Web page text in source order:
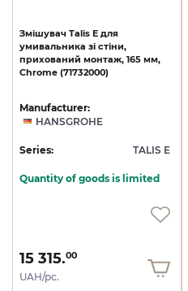
Змішувач Talis E для
умивальника зі стіни,
прихований монтаж, 165 мм,
Chrome (71732000)
Manufacturer:
HANSGROHE
Series: TALIS E
Quantity of goods is limited
15 315.00
UAH/pc.